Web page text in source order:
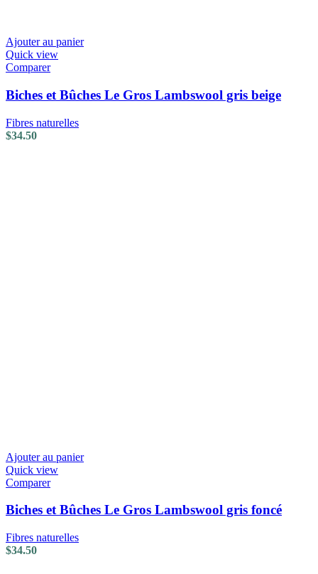
Ajouter au panier
Quick view
Comparer
Biches et Bûches Le Gros Lambswool gris beige
Fibres naturelles
$34.50
Ajouter au panier
Quick view
Comparer
Biches et Bûches Le Gros Lambswool gris foncé
Fibres naturelles
$34.50